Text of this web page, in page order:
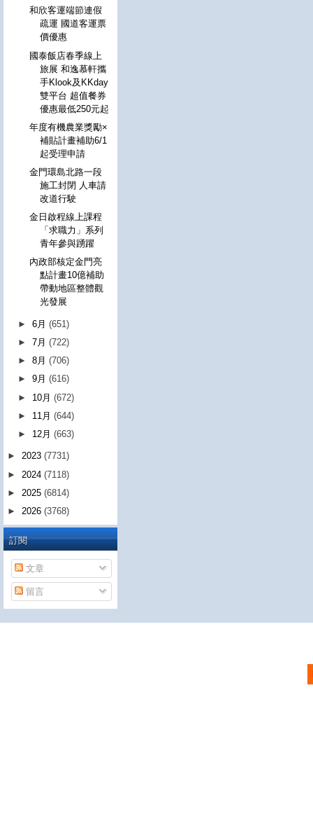
和欣客運端節連假
疏運 國道客運票
價優惠
國泰飯店春季線上
旅展 和逸慕軒攜
手Klook及KKday
雙平台 超值餐券
優惠最低250元起
年度有機農業獎勵×
補貼計畫補助6/1
起受理申請
金門環島北路一段
施工封閉 人車請
改道行駛
金日啟程線上課程
「求職力」系列
青年參與踴躍
內政部核定金門亮
點計畫10億補助
帶動地區整體觀
光發展
►6月(651)
►7月(722)
►8月(706)
►9月(616)
► 10月(672)
► 11月(644)
► 12月(663)
► 2023 (7731)
► 2024 (7118)
► 2025 (6814)
► 2026 (3768)
訂閱
文章
留言